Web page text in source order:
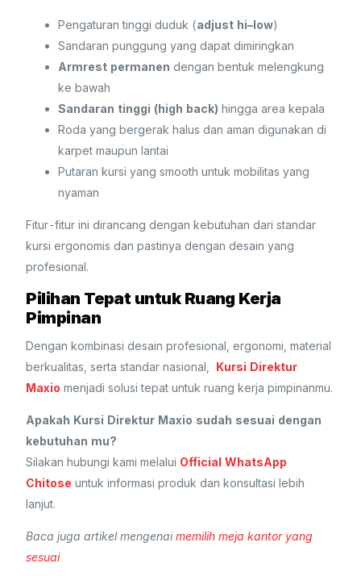
Pengaturan tinggi duduk (adjust hi–low)
Sandaran punggung yang dapat dimiringkan
Armrest permanen dengan bentuk melengkung
ke bawah
Sandaran tinggi (high back) hingga area kepala
Roda yang bergerak halus dan aman digunakan di
karpet maupun lantai
Putaran kursi yang smooth untuk mobilitas yang
nyaman
Fitur-fitur ini dirancang dengan kebutuhan dari standar
kursi ergonomis dan pastinya dengan desain yang
profesional.
Pilihan Tepat untuk Ruang Kerja
Pimpinan
Dengan kombinasi desain profesional, ergonomi, material
berkualitas, serta standar nasional, Kursi Direktur
Maxio menjadi solusi tepat untuk ruang kerja pimpinanmu.
Apakah Kursi Direktur Maxio sudah sesuai dengan
kebutuhan mu?
Silakan hubungi kami melalui Official WhatsApp
Chitoseuntuk informasi produk dan konsultasi lebih
lanjut.
Baca juga artikel mengenaimemilih meja kantor yang
sesuai